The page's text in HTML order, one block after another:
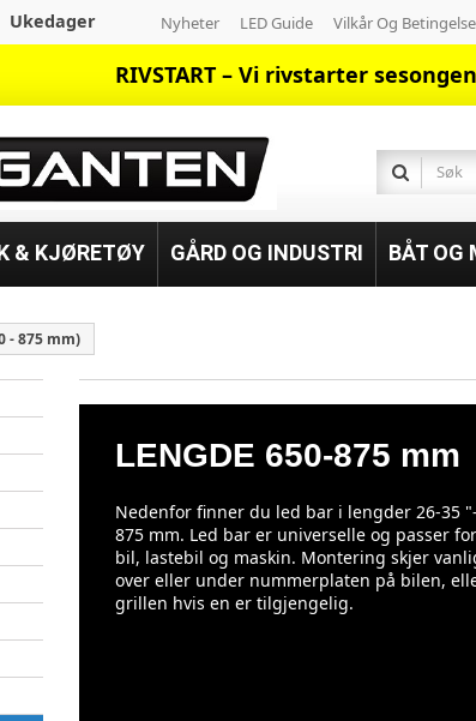
Ukedager Nyheter LED Guide Vilkår Og
RIVSTART – Vi rivstarter
& KJØRETØY GÅRD OG INDUSTRI BÅT OG
- 875 mm)
LENGDE 650-875 mm
Nedenfor finner du led bar i lengder 26-35
875 mm. Led bar er universelle og passer
bil, lastebil og maskin. Montering skjer
over eller under nummerplaten på bilen,
grillen hvis en er tilgjengelig.